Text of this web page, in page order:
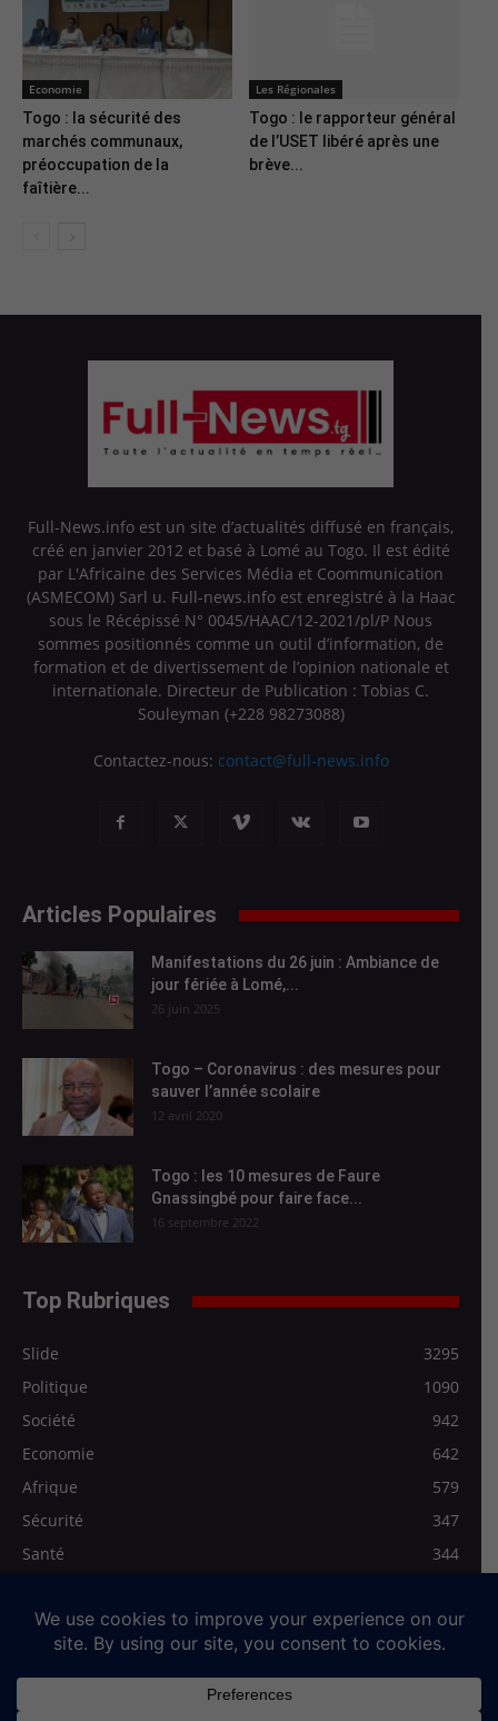
Economie
Togo : la sécurité des
marchés communaux,
préoccupation de la
faîtière...
Les Régionales
Togo : le rapporteur général
de l’USET libéré après une
brève...
Full-News.info est un site d’actualités diffusé en français,
créé en janvier 2012 et basé à Lomé au Togo. Il est édité
par L'Africaine des Services Média et Coommunication
(ASMECOM) Sarl u. Full-news.info est enregistré à la Haac
sous le Récépissé N° 0045/HAAC/12-2021/pl/P Nous
sommes positionnés comme un outil d’information, de
formation et de divertissement de l’opinion nationale et
internationale. Directeur de Publication : Tobias C.
Souleyman (+228 98273088)
Contactez-nous: contact@full-news.info
Articles Populaires
Manifestations du 26 juin : Ambiance de
jour fériée à Lomé,...
26 juin 2025
Togo – Coronavirus : des mesures pour
sauver l’année scolaire
12 avril 2020
Togo : les 10 mesures de Faure
Gnassingbé pour faire face...
16 septembre 2022
Top Rubriques
Slide
3295
Politique
1090
Société
942
Economie
642
Afrique
579
Sécurité
347
Santé
344
Médias>Vidéo
272